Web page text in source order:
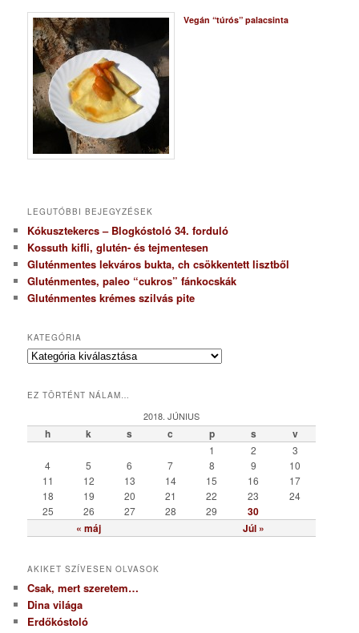
Vegán “túrós” palacsinta
LEGUTÓBBI BEJEGYZÉSEK
Kókusztekercs – Blogkóstoló 34. forduló
Kossuth kifli, glutén- és tejmentesen
Gluténmentes lekváros bukta, ch csökkentett lisztből
Gluténmentes, paleo “cukros” fánkocskák
Gluténmentes krémes szilvás pite
KATEGÓRIA
K
e
r
EZ TÖRTÉNT NÁLAM…
2018. JÚNIUS
h k s c p s v
« máj Júl »
1 2
3
4
5 6 7 8 9
10
11
12 13 14 15 16
17
18
19 20 21 22 23
24
25
26 27 28 29 30
AKIKET SZÍVESEN OLVASOK
Csak, mert szeretem…
Dina világa
Erdőkóstoló